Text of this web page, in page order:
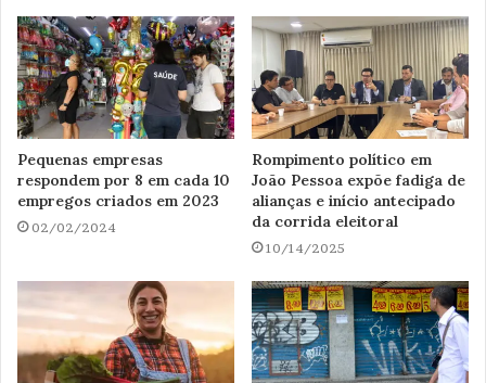
Pequenas empresas
respondem por 8 em cada 10
empregos criados em 2023
02/02/2024
Rompimento político em
João Pessoa expõe fadiga de
alianças e início antecipado
da corrida eleitoral
10/14/2025